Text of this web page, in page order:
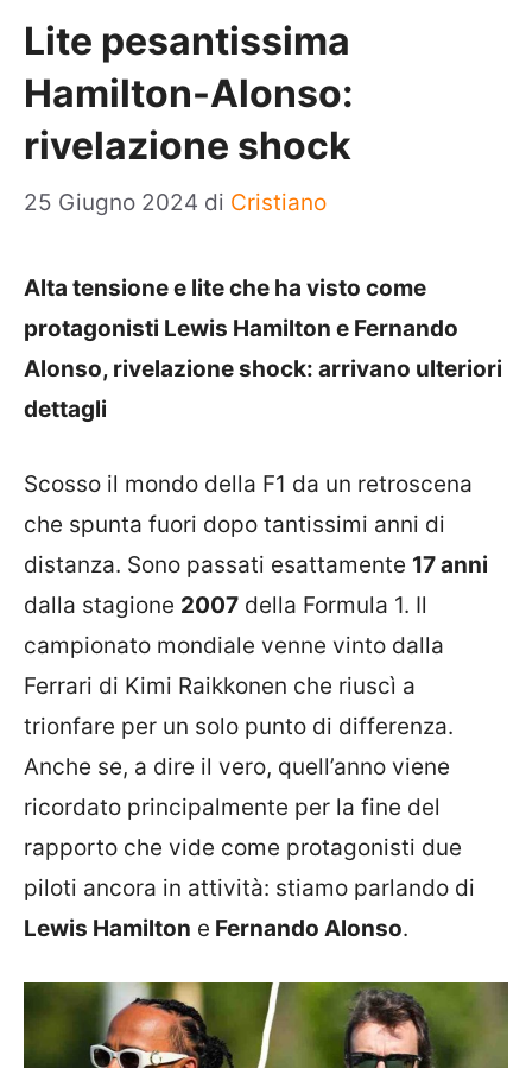
Lite pesantissima
Hamilton-Alonso:
rivelazione shock
25 Giugno 2024 di Cristiano
Alta tensione e lite che ha visto come
protagonisti Lewis Hamilton e Fernando
Alonso, rivelazione shock: arrivano ulteriori
dettagli
Scosso il mondo della F1 da un retroscena
che spunta fuori dopo tantissimi anni di
distanza. Sono passati esattamente 17 anni
dalla stagione 2007 della Formula 1. Il
campionato mondiale venne vinto dalla
Ferrari di Kimi Raikkonen che riuscì a
trionfare per un solo punto di differenza.
Anche se, a dire il vero, quell’anno viene
ricordato principalmente per la fine del
rapporto che vide come protagonisti due
piloti ancora in attività: stiamo parlando di
Lewis Hamilton e Fernando Alonso.